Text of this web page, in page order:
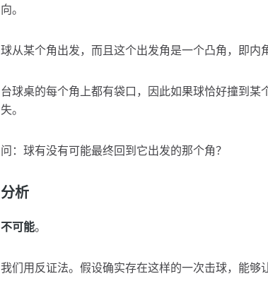
向。
球从某个角出发，而且这个出发角是一个凸角，即内
台球桌的每个角上都有袋口，因此如果球恰好撞到
失。
问：球有没有可能最终回到它出发的那个角？
分析
不可能。
我们用反证法。假设确实存在这样的一次击球，能够